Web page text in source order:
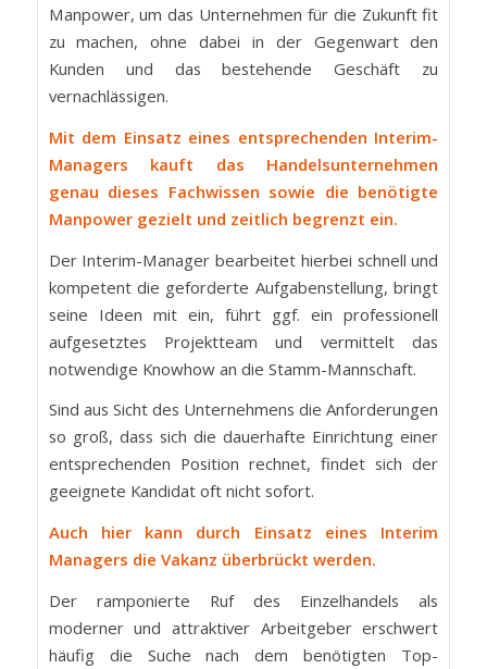
Manpower, um das Unternehmen für die Zukunft fit
zu machen, ohne dabei in der Gegenwart den
Kunden und das bestehende Geschäft zu
vernachlässigen.
Mit dem Einsatz eines entsprechenden Interim-
Managers kauft das Handelsunternehmen
genau dieses Fachwissen sowie die benötigte
Manpower gezielt und zeitlich begrenzt ein.
Der Interim-Manager bearbeitet hierbei schnell und
kompetent die geforderte Aufgabenstellung, bringt
seine Ideen mit ein, führt ggf. ein professionell
aufgesetztes Projektteam und vermittelt das
notwendige Knowhow an die Stamm-Mannschaft.
Sind aus Sicht des Unternehmens die Anforderungen
so groß, dass sich die dauerhafte Einrichtung einer
entsprechenden Position rechnet, findet sich der
geeignete Kandidat oft nicht sofort.
Auch hier kann durch Einsatz eines Interim
Managers die Vakanz überbrückt werden.
Der ramponierte Ruf des Einzelhandels als
moderner und attraktiver Arbeitgeber erschwert
häufig die Suche nach dem benötigten Top-